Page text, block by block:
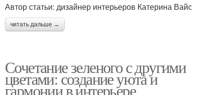
Автор статьи: дизайнер интерьеров Катерина Вайс
читать дальше →
Сочетание зеленого с другими
цветами: создание уюта и
гармонии в интерьере